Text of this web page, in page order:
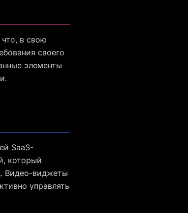
в свою
своего
элементы
SaaS-
который
Видео-виджеты
управлять